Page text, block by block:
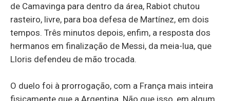
de Camavinga para dentro da área, Rabiot chutou
rasteiro, livre, para boa defesa de Martínez, em dois
tempos. Três minutos depois, enfim, a resposta dos
hermanos em finalização de Messi, da meia-lua, que
Lloris defendeu de mão trocada.
O duelo foi à prorrogação, com a França mais inteira
fisicamente que a Argentina. Não que isso, em algum